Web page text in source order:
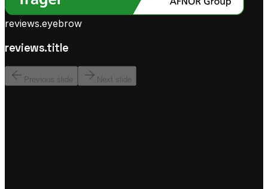
reviews.eyebrow
reviews.title
Previous slide Next slide